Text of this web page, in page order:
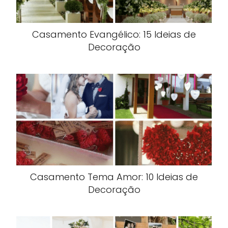
Casamento Evangélico: 15 Ideias de
Decoração
Casamento Tema Amor: 10 Ideias de
Decoração